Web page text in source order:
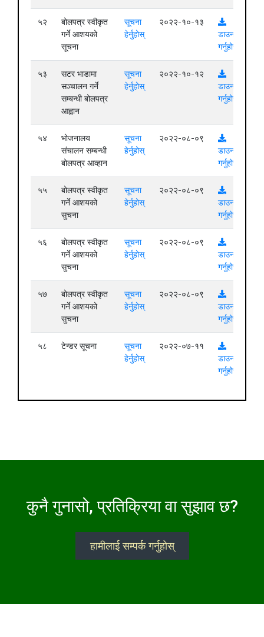
५२
बोलपत्र स्वीकृत
गर्ने आशयको
सूचना
सूचना
हेर्नुहोस्
२०२२-१०-१३
डाउनलोड
गर्नुहोस्
५३
सटर भाडामा
सञ्चालन गर्ने
सम्बन्धी बोलपत्र
आह्वान
सूचना
हेर्नुहोस्
२०२२-१०-१२
डाउनलोड
गर्नुहोस्
५४
भोजनालय
संचालन सम्बन्धी
बोलपत्र आव्हान
सूचना
हेर्नुहोस्
२०२२-०८-०९
डाउनलोड
गर्नुहोस्
५५
बोलपत्र स्वीकृत
गर्ने आशयको
सुचना
सूचना
हेर्नुहोस्
२०२२-०८-०९
डाउनलोड
गर्नुहोस्
५६
बोलपत्र स्वीकृत
गर्ने आशयको
सुचना
सूचना
हेर्नुहोस्
२०२२-०८-०९
डाउनलोड
गर्नुहोस्
५७
बोलपत्र स्वीकृत
गर्ने आशयको
सुचना
सूचना
हेर्नुहोस्
२०२२-०८-०९
डाउनलोड
गर्नुहोस्
५८ टेन्डर सूचना
सूचना
हेर्नुहोस्
२०२२-०७-११
डाउनलोड
गर्नुहोस्
कुनै गुनासो, प्रतिक्रिया वा सुझाव छ?
हामीलाई सम्पर्क गर्नुहोस्